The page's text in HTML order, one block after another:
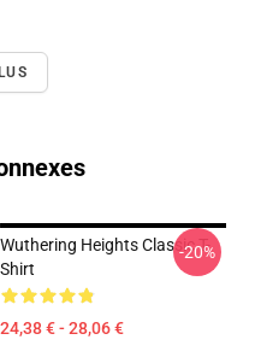
Wuthering Heights Classic T-
Shirt
24,38 € - 28,06 €
-20%